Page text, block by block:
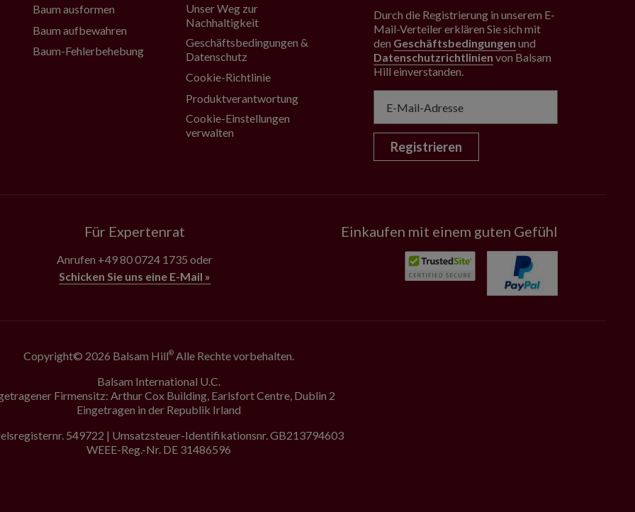
Baum ausformen
Baum aufbewahren
Baum-Fehlerbehebung
Unser Weg zur
Nachhaltigkeit
Geschäftsbedingungen &
Datenschutz
Cookie-Richtlinie
Produktverantwortung
Cookie-Einstellungen
verwalten
Durch die Registrierung in unserem E-
Mail-Verteiler erklären Sie sich mit
den Geschäftsbedingungen und
Datenschutzrichtlinien von Balsam
Hill einverstanden.
Registrieren
Für Expertenrat
Anrufen +49 80 0724 1735 oder
Schicken Sie uns eine E-Mail »
Einkaufen mit einem guten Gefühl
Copyright© 2026 Balsam Hill® Alle Rechte vorbehalten.
Balsam International U.C.
Firmensitz: Arthur Cox Building, Earlsfort Centre, Dublin 2
Eingetragen in der Republik Irland
549722 | Umsatzsteuer-Identifikationsnr. GB213794603
WEEE-Reg.-Nr. DE 31486596